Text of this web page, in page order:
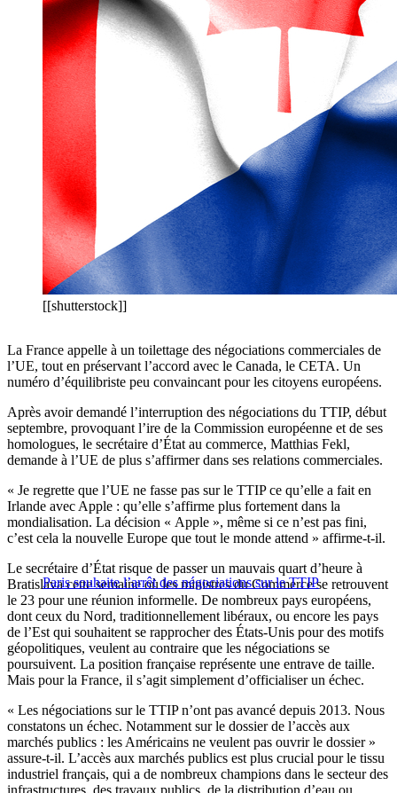
[[shutterstock]]
La France appelle à un toilettage des négociations commerciales de
l’UE, tout en préservant l’accord avec le Canada, le CETA. Un
numéro d’équilibriste peu convaincant pour les citoyens européens.
Après avoir demandé l’interruption des négociations du TTIP, début
septembre, provoquant l’ire de la Commission européenne et de ses
homologues, le secrétaire d’État au commerce, Matthias Fekl,
demande à l’UE de plus s’affirmer dans ses relations commerciales.
« Je regrette que l’UE ne fasse pas sur le TTIP ce qu’elle a fait en
Irlande avec Apple : qu’elle s’affirme plus fortement dans la
mondialisation. La décision « Apple », même si ce n’est pas fini,
c’est cela la nouvelle Europe que tout le monde attend » affirme-t-il.
Paris souhaite l’arrêt des négociations sur le TTIP
Le secrétaire d’État risque de passer un mauvais quart d’heure à
Bratislava cette semaine où les ministres du Commerce se retrouvent
le 23 pour une réunion informelle. De nombreux pays européens,
dont ceux du Nord, traditionnellement libéraux, ou encore les pays
de l’Est qui souhaitent se rapprocher des États-Unis pour des motifs
géopolitiques, veulent au contraire que les négociations se
poursuivent. La position française représente une entrave de taille.
Mais pour la France, il s’agit simplement d’officialiser un échec.
« Les négociations sur le TTIP n’ont pas avancé depuis 2013. Nous
constatons un échec. Notamment sur le dossier de l’accès aux
marchés publics : les Américains ne veulent pas ouvrir le dossier »
assure-t-il. L’accès aux marchés publics est plus crucial pour le tissu
industriel français, qui a de nombreux champions dans le secteur des